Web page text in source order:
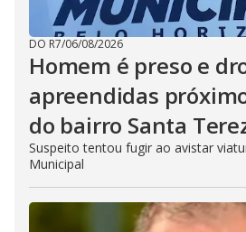
DO R7/06/08/2026
Homem é preso e
apreendidas
do bairro Santa
Suspeito tentou fugir ao avistar
Municipal